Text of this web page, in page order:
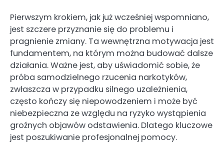
Pierwszym krokiem, jak już wcześniej wspomniano,
jest szczere przyznanie się do problemu i
pragnienie zmiany. Ta wewnętrzna motywacja jest
fundamentem, na którym można budować dalsze
działania. Ważne jest, aby uświadomić sobie, że
próba samodzielnego rzucenia narkotyków,
zwłaszcza w przypadku silnego uzależnienia,
często kończy się niepowodzeniem i może być
niebezpieczna ze względu na ryzyko wystąpienia
groźnych objawów odstawienia. Dlatego kluczowe
jest poszukiwanie profesjonalnej pomocy.